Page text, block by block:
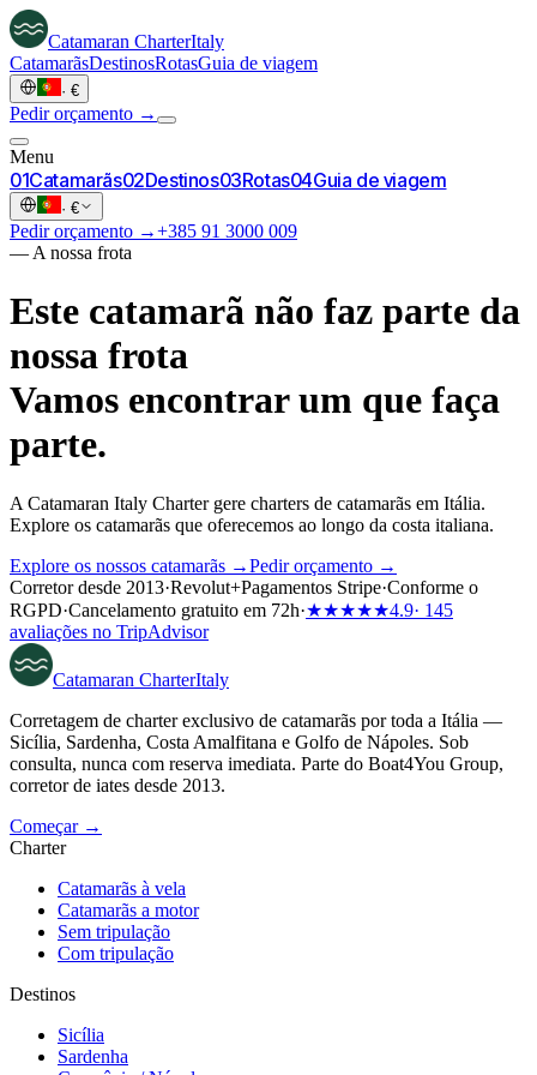
Catamaran CharterItaly
CatamarãsDestinosRotasGuia de viagem
· €
Pedir orçamento →
Menu
01Catamarãs02Destinos03Rotas04Guia de viagem
· €
Pedir orçamento →+385 91 3000 009
— A nossa frota
Este catamarã não faz parte da
nossa frota
Vamos encontrar um que faça
parte.
A Catamaran Italy Charter gere charters de catamarãs em Itália.
Explore os catamarãs que oferecemos ao longo da costa italiana.
Explore os nossos catamarãs →Pedir orçamento →
Corretor desde 2013·Revolut+Pagamentos Stripe·Conforme o
RGPD·Cancelamento gratuito em 72h·★★★★★4.9· 145
avaliações no TripAdvisor
Catamaran CharterItaly
Corretagem de charter exclusivo de catamarãs por toda a Itália —
Sicília, Sardenha, Costa Amalfitana e Golfo de Nápoles. Sob
consulta, nunca com reserva imediata. Parte do Boat4You Group,
corretor de iates desde 2013.
Começar →
Charter
Catamarãs à vela
Catamarãs a motor
Sem tripulação
Com tripulação
Destinos
Sicília
Sardenha